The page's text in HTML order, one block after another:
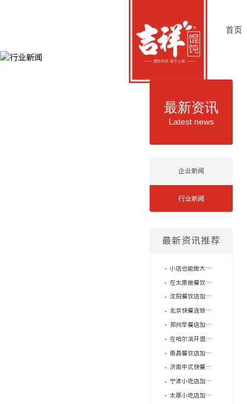
首页
最新资讯
Latest news
企业新闻
行业新闻
最新资讯推荐
小店也能做大生意：长春快餐店品牌加盟如何靠标准化实现轻量化运营？
在太原做餐饮店加盟，口味统一这道坎怎么过？
沈阳餐饮店加盟，怎么判断品牌的供应链是不是“坑”？
北京快餐连锁品牌有哪些？加盟门槛高吗？
郑州早餐店加盟费用高？小店模式才是突破口！
在哈尔滨开馄饨店赚钱吗？老品牌的轻量模式给你答案
南昌餐饮店加盟品牌里，为什么馄饨这个小店模型反而最稳
济南中式快餐加盟品牌，小本创业选哪个更稳？
宁波小吃店加盟有推荐的品牌吗？费用大概要多少？
太原小吃店加盟费用解析：低投入高赋能，抢占流量新机遇